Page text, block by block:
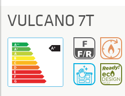
VULCANO 7T